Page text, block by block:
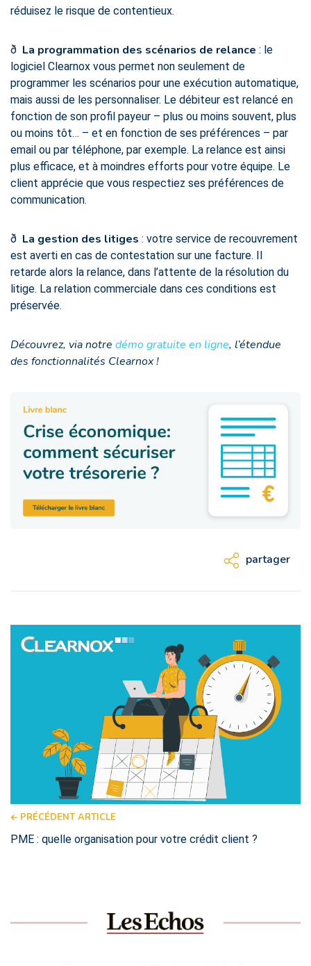
réduisez le risque de contentieux.
ð La programmation des scénarios de relance : le
logiciel Clearnox vous permet non seulement de
programmer les scénarios pour une exécution automatique,
mais aussi de les personnaliser. Le débiteur est relancé en
fonction de son profil payeur – plus ou moins souvent, plus
ou moins tôt… – et en fonction de ses préférences – par
email ou par téléphone, par exemple. La relance est ainsi
plus efficace, et à moindres efforts pour votre équipe. Le
client apprécie que vous respectiez ses préférences de
communication.
ð La gestion des litiges : votre service de recouvrement
est averti en cas de contestation sur une facture. Il
retarde alors la relance, dans l’attente de la résolution du
litige. La relation commerciale dans ces conditions est
préservée.
Découvrez, via notre démo gratuite en ligne, l’étendue
des fonctionnalités Clearnox !
partager
PRÉCÉDENT ARTICLE
PME : quelle organisation pour votre crédit client ?